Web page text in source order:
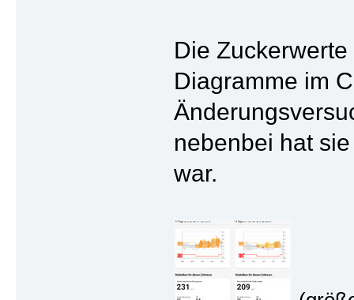
Die
Diagramme im
nebenbei hat
war.